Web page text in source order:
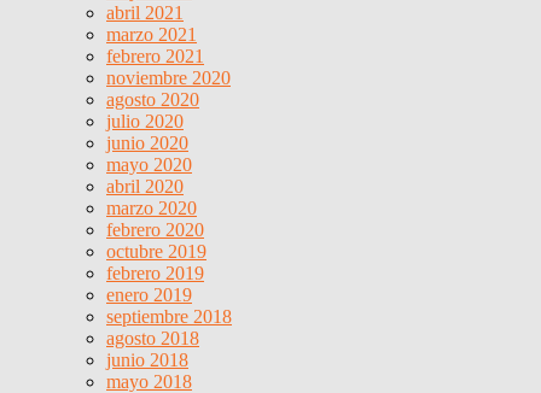
abril 2021
marzo 2021
febrero 2021
noviembre 2020
agosto 2020
julio 2020
junio 2020
mayo 2020
abril 2020
marzo 2020
febrero 2020
octubre 2019
febrero 2019
enero 2019
septiembre 2018
agosto 2018
junio 2018
mayo 2018